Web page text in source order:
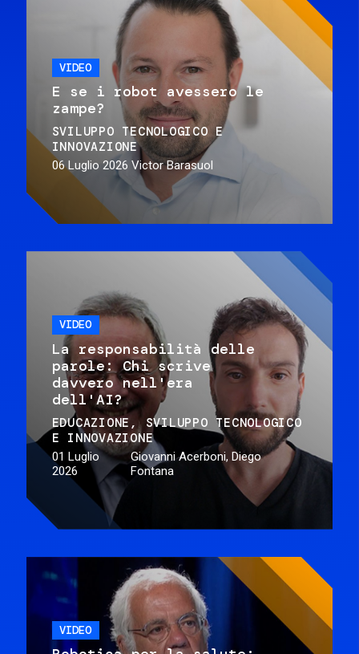
VIDEO
E se i robot avessero le
zampe?
SVILUPPO TECNOLOGICO E
INNOVAZIONE
06 Luglio 2026 Victor Barasuol
VIDEO
La responsabilità delle
parole: Chi scrive
davvero nell'era
dell'AI?
EDUCAZIONE
SVILUPPO TECNOLOGICO
E INNOVAZIONE
01 Luglio
2026
Giovanni Acerboni, Diego
Fontana
VIDEO